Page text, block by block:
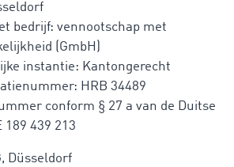
bedrijf: vennootschap met
(GmbH)
instantie: Kantongerecht
HRB 34489
conform § 27 a van de Duitse
189 439 213
Düsseldorf